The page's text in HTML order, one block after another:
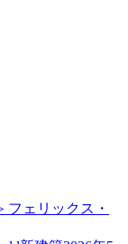
フェリックス・